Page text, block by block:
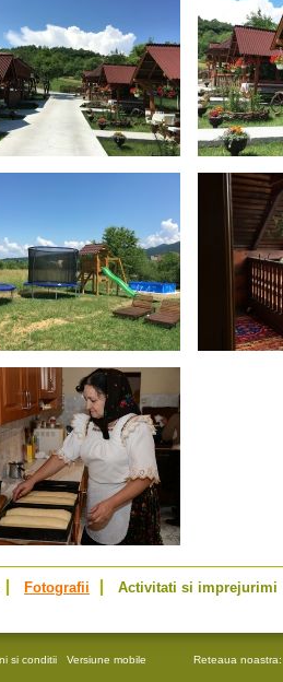
Fotografii Activitati si imprejurimi
si conditii Versiune mobile Reteaua noastra: